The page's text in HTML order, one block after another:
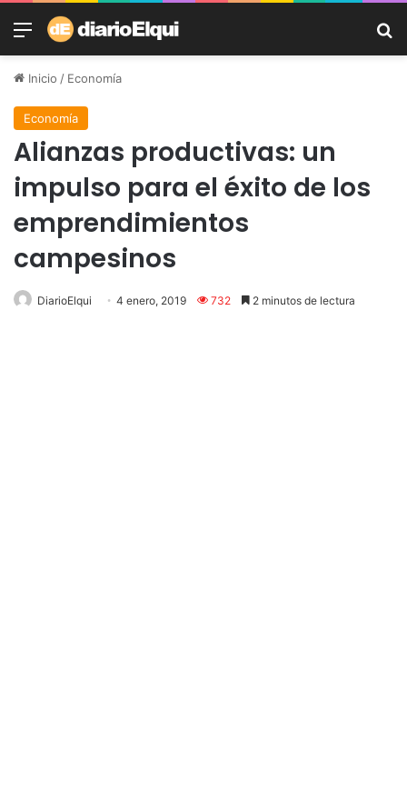
Menú
Inicio / Economía
Economía
Alianzas productivas: un
impulso para el éxito de los
emprendimientos
campesinos
DiarioElqui 4 enero, 2019 732 2 minutos de lectura